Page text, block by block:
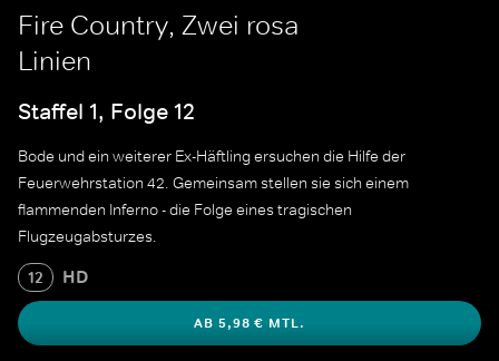
Fire Country, Zwei rosa
Linien
Staffel 1, Folge 12
Bode und ein weiterer Ex-Häftling ersuchen die Hilfe der
Feuerwehrstation 42. Gemeinsam stellen sie sich einem
flammenden Inferno - die Folge eines tragischen
Flugzeugabsturzes.
12 HD
AB 5,98 € MTL.